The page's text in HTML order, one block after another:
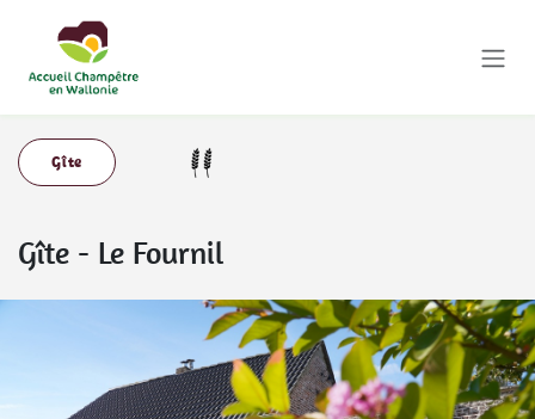
Gîte
Gîte - Le Fournil